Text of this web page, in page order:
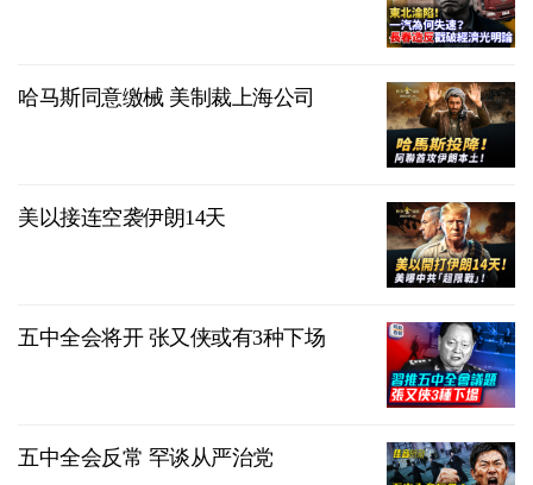
哈马斯同意缴械 美制裁上海公司
美以接连空袭伊朗14天
五中全会将开 张又侠或有3种下场
五中全会反常 罕谈从严治党